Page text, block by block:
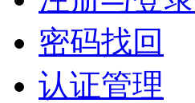
密码找回
认证管理